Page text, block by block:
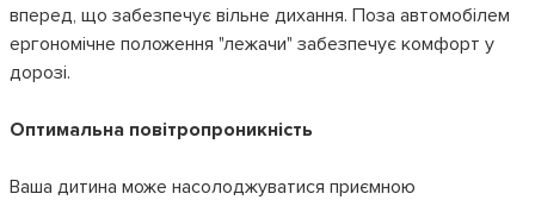
вперед, що забезпечує вільне дихання. Поза автомобілем
ергономічне положення "лежачи" забезпечує комфорт у
дорозі.
Оптимальна повітропроникність
Ваша дитина може насолоджуватися приємною